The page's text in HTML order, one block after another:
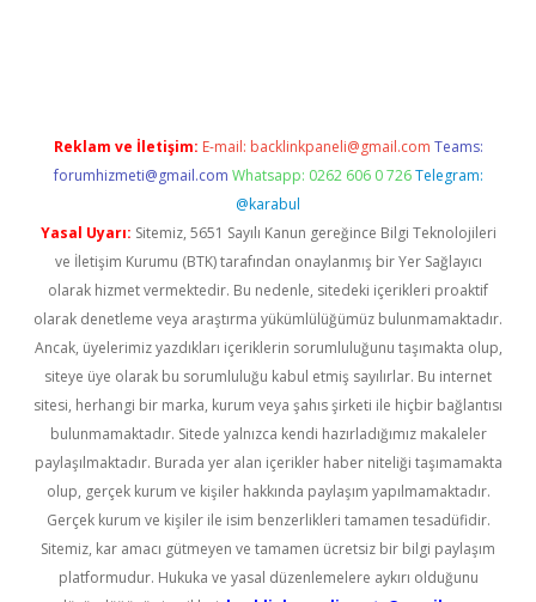
Reklam ve İletişim: E-mail: backlinkpaneli@gmail.com Teams:
forumhizmeti@gmail.com Whatsapp: 0262 606 0 726 Telegram:
@karabul
Yasal Uyarı: Sitemiz, 5651 Sayılı Kanun gereğince Bilgi Teknolojileri
ve İletişim Kurumu (BTK) tarafından onaylanmış bir Yer Sağlayıcı
olarak hizmet vermektedir. Bu nedenle, sitedeki içerikleri proaktif
olarak denetleme veya araştırma yükümlülüğümüz bulunmamaktadır.
Ancak, üyelerimiz yazdıkları içeriklerin sorumluluğunu taşımakta olup,
siteye üye olarak bu sorumluluğu kabul etmiş sayılırlar. Bu internet
sitesi, herhangi bir marka, kurum veya şahıs şirketi ile hiçbir bağlantısı
bulunmamaktadır. Sitede yalnızca kendi hazırladığımız makaleler
paylaşılmaktadır. Burada yer alan içerikler haber niteliği taşımamakta
olup, gerçek kurum ve kişiler hakkında paylaşım yapılmamaktadır.
Gerçek kurum ve kişiler ile isim benzerlikleri tamamen tesadüfidir.
Sitemiz, kar amacı gütmeyen ve tamamen ücretsiz bir bilgi paylaşım
platformudur. Hukuka ve yasal düzenlemelere aykırı olduğunu